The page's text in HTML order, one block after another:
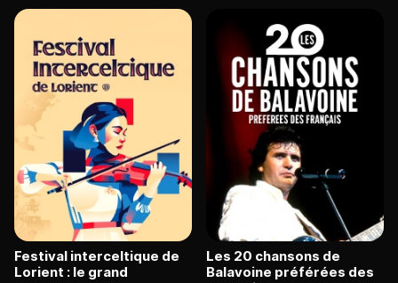
Festival interceltique de
Lorient : le grand
Les 20 chansons de
Balavoine préférées des